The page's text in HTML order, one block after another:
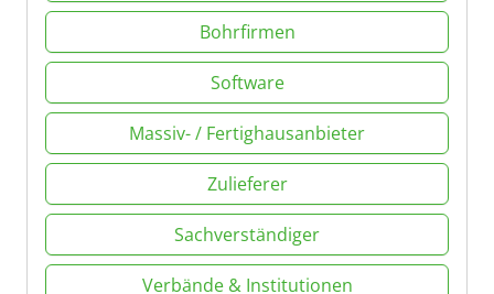
Bohrfirmen
Software
Massiv- / Fertighausanbieter
Zulieferer
Sachverständiger
Verbände & Institutionen